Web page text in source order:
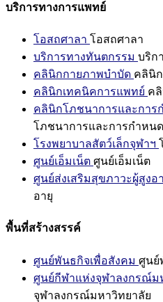
บริการทางการแพทย์
โอสถศาลา โอสถศาลา
บริการทางทันตกรรม บริก
คลินิกกายภาพบำบัด คลินิ
คลินิกเทคนิคการแพทย์ ค
คลินิกโภชนาการและการ
โภชนาการและการกำหน
โรงพยาบาลสัตว์เล็กจุฬาฯ
ศูนย์เอ็มเน็ต ศูนย์เอ็มเน็ต
ศูนย์ส่งเสริมสุขภาวะผู้สูงอ
อายุ
พื้นที่สร้างสรรค์
ศูนย์พันธกิจเพื่อสังคม ศูนย์
ศูนย์กีฬาแห่งจุฬาลงกรณ์ม
จุฬาลงกรณ์มหาวิทยาลัย